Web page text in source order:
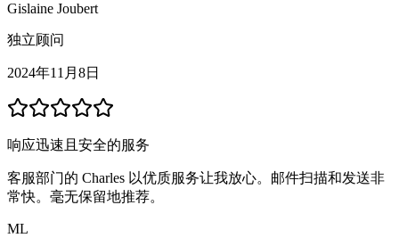
Gislaine Joubert
独立顾问
2024年11月8日
响应迅速且安全的服务
客服部门的 Charles 以优质服务让我放心。邮件扫描和发送非
常快。毫无保留地推荐。
ML